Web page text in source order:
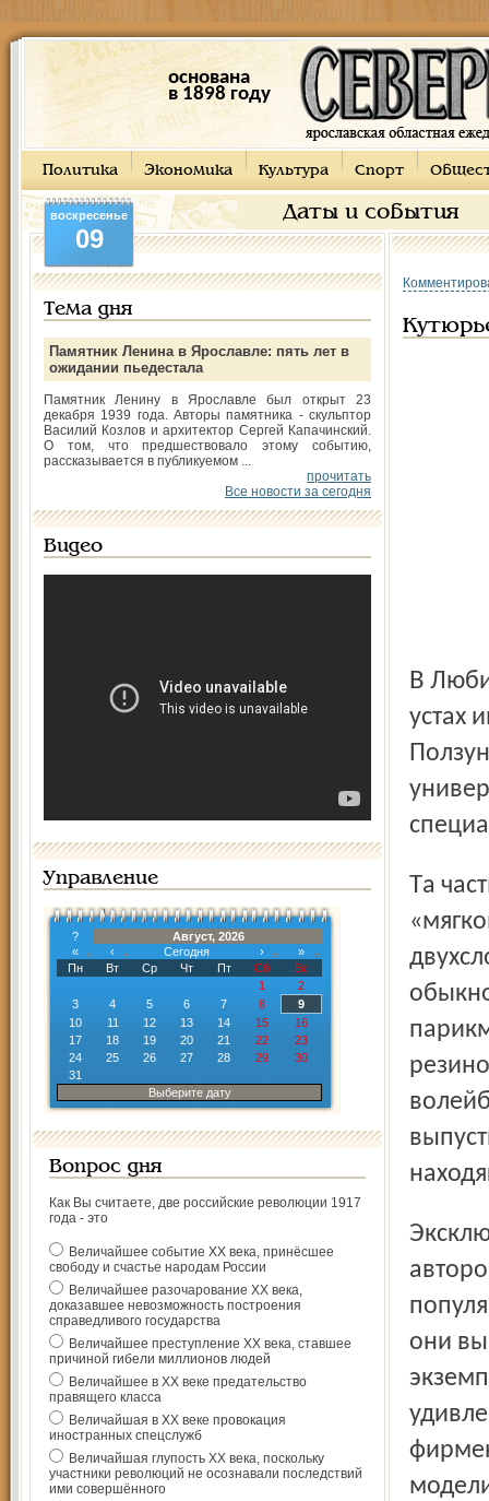
основана
в 1898 году
Политика Экономика Культура Спорт
Даты и события
воскресенье
09
Тема дня
Памятник Ленина в Ярославле: пять лет в
ожидании пьедестала
Памятник Ленину в Ярославле был открыт 23
декабря 1939 года. Авторы памятника - скульптор
Василий Козлов и архитектор Сергей Капачинский.
О том, что предшествовало этому событию,
рассказывается в публикуемом ...
прочитать
Все новости за сегодня
Видео
Управление
?
Август, 2026
«
‹ Сегодня ›
»
Пн
Вт Ср Чт Пт Сб
Вс
1
2
3
4 5 6 7 8
9
10
11 12 13 14 15
16
17
18 19 20 21 22
23
24
25 26 27 28 29
30
31
Выберите дату
Вопрос дня
Как Вы считаете, две российские революции 1917
года - это
Величайшее событие ХХ века, принёсшее
свободу и счастье народам России
Величайшее разочарование ХХ века,
доказавшее невозможность построения
справедливого государства
Величайшее преступление ХХ века, ставшее
причиной гибели миллионов людей
Величайшее в ХХ веке предательство
правящего класса
Величайшая в ХХ веке провокация
иностранных спецслужб
Величайшая глупость ХХ века, поскольку
участники революций не осознавали последствий
ими совершённого
В Любиме и соседнем Данилове у сотрудников офисов на
устах
Та часть модели, которая соответствует так называемому
Эксклюзив Ползунова (со знаком плюс испытанный
они